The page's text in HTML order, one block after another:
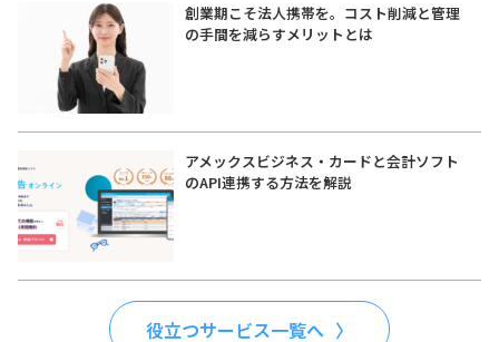
創業期こそ法人携帯を。コスト削減と管理
の手間を減らすメリットとは
アメックスビジネス・カードと会計ソフト
のAPI連携する方法を解説
役立つサービス一覧へ